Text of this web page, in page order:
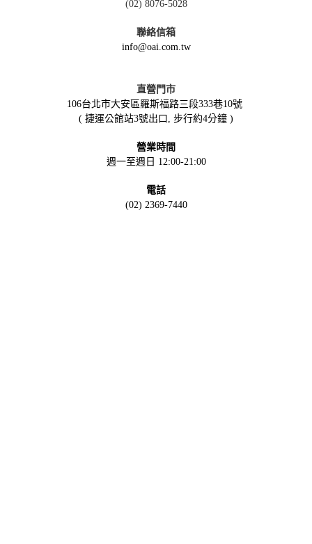
(02) 8076-5028
聯絡信箱
info@oai.com.tw
直營門市
106台北市大安區羅斯福路三段333巷10號
( 捷運公館站3號出口, 步行約4分鐘 )
營業時間
週一至週日 12:00-21:00
電話
(02) 2369-7440